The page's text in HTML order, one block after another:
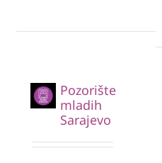
Pozorište
mladih
Sarajevo